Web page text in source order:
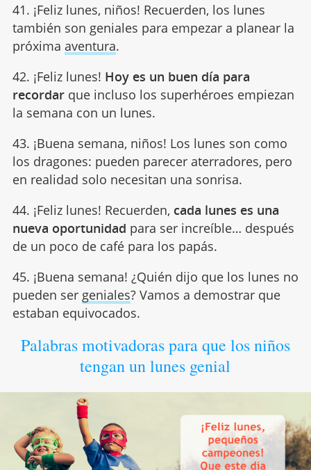
41. ¡Feliz lunes, niños! Recuerden, los lunes
también son geniales para empezar a planear la
próxima aventura.
42. ¡Feliz lunes! Hoy es un buen día para
recordarque incluso los superhéroes empiezan
la semana con un lunes.
43. ¡Buena semana, niños! Los lunes son como
los dragones: pueden parecer aterradores, pero
en realidad solo necesitan una sonrisa.
44. ¡Feliz lunes! Recuerden, cada lunes es una
nueva oportunidad para ser increíble… después
de un poco de café para los papás.
45. ¡Buena semana! ¿Quién dijo que los lunes no
pueden ser geniales? Vamos a demostrar que
estaban equivocados.
Palabras motivadoras para que los niños
tengan un lunes genial